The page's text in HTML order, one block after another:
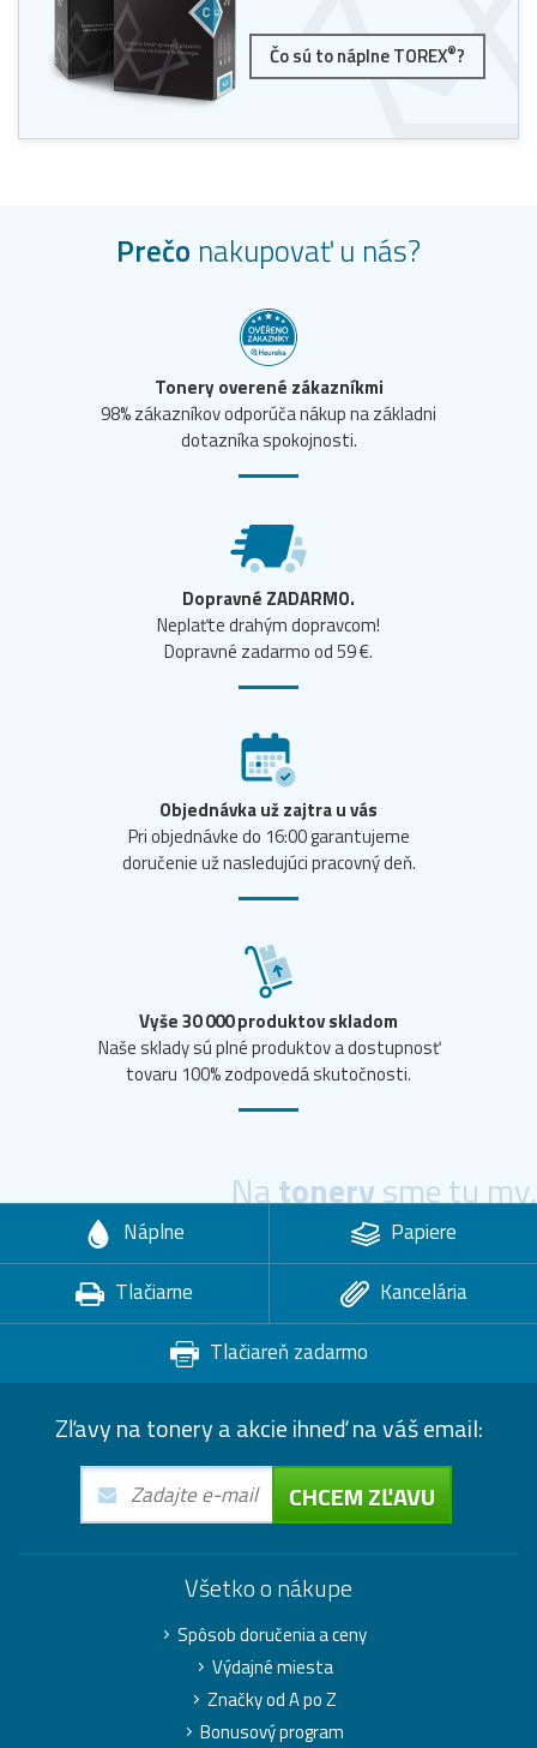
Čo sú to náplne TOREX®?
Prečo nakupovať u nás?
Tonery overené zákazníkmi
98% zákazníkov odporúča nákup na základni
dotazníka spokojnosti.
Dopravné ZADARMO.
Neplaťte drahým dopravcom!
Dopravné zadarmo od 59 €.
Objednávka už zajtra u vás
Pri objednávke do 16:00 garantujeme
doručenie už nasledujúci pracovný deň.
Vyše 30 000 produktov skladom
Naše sklady sú plné produktov a dostupnosť
tovaru 100% zodpovedá skutočnosti.
Natonerysme tu my.
Náplne
Papiere
Tlačiarne
Kancelária
Tlačiareň zadarmo
Zľavy na tonery a akcie ihneď na váš email:
CHCEM ZĽAVU
Všetko o nákupe
Spôsob doručenia a ceny
Výdajné miesta
Značky od A po Z
Bonusový program